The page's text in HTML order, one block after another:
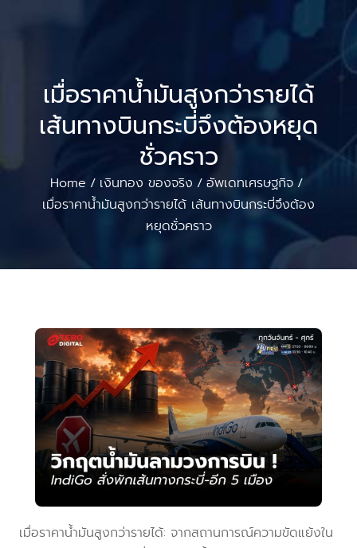
เมื่อราคาน้ำมันสูงกว่ารายได้
เส้นทางบินกระบี่จึงต้องหยุด
ชั่วคราว
Home / เงินทอง ของจริง / อัพเดทเศรษฐกิจ /
เมื่อราคาน้ำมันสูงกว่ารายได้ เส้นทางบินกระบี่จึงต้อง
หยุดชั่วคราว
เมื่อราคาน้ำมันสูงกว่ารายได้: จากสถานการณ์ความขัดแย้งใน